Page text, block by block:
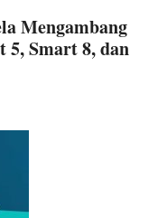
Mengambang
Smart 8, dan